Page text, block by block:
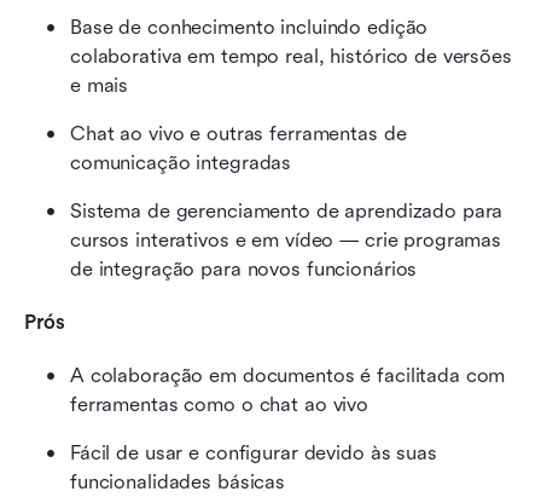
Base de conhecimento incluindo edição
colaborativa em tempo real, histórico de versões
e mais
Chat ao vivo e outras ferramentas de
comunicação integradas
Sistema de gerenciamento de aprendizado para
cursos interativos e em vídeo — crie programas
de integração para novos funcionários
Prós
A colaboração em documentos é facilitada com
ferramentas como o chat ao vivo
Fácil de usar e configurar devido às suas
funcionalidades básicas